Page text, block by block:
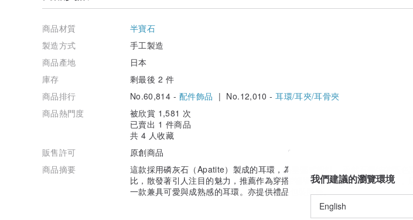
【何謂醫療級不鏽鋼 316/316L】
在不鏽鋼材質中，過敏性極低的材質。
此為對金屬過敏者友善的材質，
即使是敏感肌膚者也能安心使用，
但若肌膚出現不適，請立即停止使用。
*SUS316 / 鍍金，是經過金電鍍處理，
若長時間浸泡在水中或熱水中，或頻繁浸泡，
可能加速變色，敬請留意。
------------------------------------------------------------------
◼︎注意事項/購買前請詳閱◼︎
因您的電腦環境可能影響商品色澤，
實際顏色可能與網頁顯示略有差異，敬請見諒。
商品材質
半寶石
製造方式
手工製造
商品產地
日本
庫存
剩最後 2 件
商品排行
No.60,814 - 配件飾品 | No.12,010 -耳環/耳夾/耳骨夾
商品熱門度
被欣賞 1,581 次
已賣出 1 件商品
共 4 人收藏
販售許可
原創商品
商品摘要
這款採用磷灰石（Apatite）製成的耳環，為垂墜式設計。天然石獨特的藍色對
比，散發著引人注目的魅力，推薦作為穿搭的點睛之筆。恰到好處的尺寸，是
一款兼具可愛與成熟感的耳環。亦提供禮品包裝服務。
我們建議的瀏覽環境